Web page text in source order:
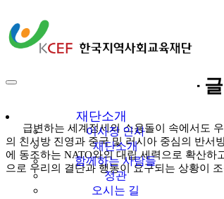
한국지역사회교육
재단
재단소개
이사장 인사
재단소개
함께하는 사람들
정관
오시는 길
다같이多가치
[홍순원 칼럼] 신냉전과
급변하는 세계정세의 소용돌이 속에서도 우
의 친서방 진영과 중국 및 러시아 중심의 반서
에 동조하는 NATO와의 대립 세력으로 확산하
으로 우리의 결단과 행동이 요구되는 상황이